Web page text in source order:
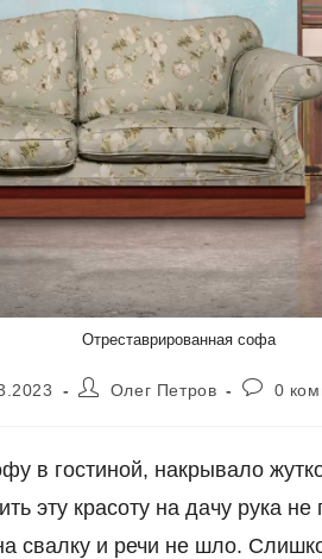
Отреставрированная софа
АвторОлег Петров 0
в гостиной, накрывало
эту красоту на дачу рука
свалку и речи не шло.